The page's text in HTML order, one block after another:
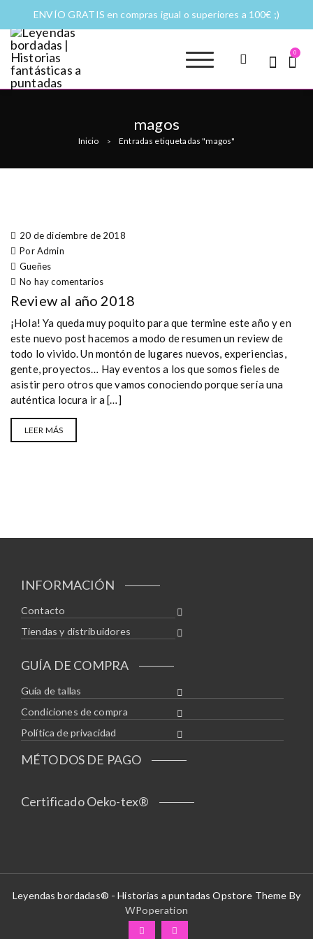
ENVÍO GRATIS en compras igual o superiores a 100€ ;)
0
magos
Inicio > Entradas etiquetadas "magos"
20 de diciembre de 2018
Por Admin
Gueñes
No hay comentarios
Review al año 2018
¡Hola! Ya queda muy poquito para que termine este año y en
este nuevo post hacemos a modo de resumen un review de
todo lo vivido. Un montón de lugares nuevos, experiencias,
gente, proyectos… Hay eventos a los que somos fieles de
asistir pero otros que vamos conociendo porque sería una
auténtica locura ir a […]
LEER MÁS
INFORMACIÓN
Contacto
Tiendas y distribuidores
GUÍA DE COMPRA
Guía de tallas
Condiciones de compra
Política de privacidad
MÉTODOS DE PAGO
Certificado Oeko-tex®
Leyendas bordadas® - Historias a puntadas Opstore Theme By
WPoperation